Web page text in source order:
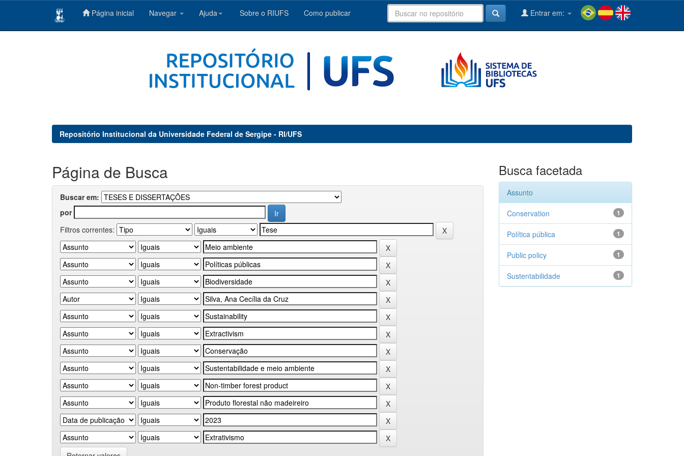
Página inicial Navegar Ajuda Sobre o RIUFS Como publicar Entrar em:
Repositório Institucional da Universidade Federal de Sergipe - RI/UFS
Página de Busca
Buscar em:
por
Filtros correntes:
Busca facetada
Assunto
1
Conservation
1
Política pública
1
Public policy
1
Sustentabilidade